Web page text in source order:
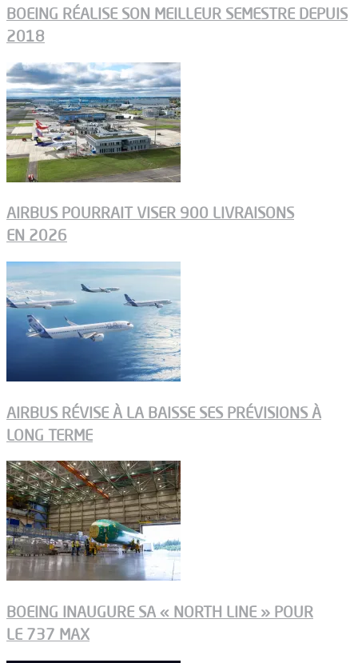
BOEING RÉALISE SON MEILLEUR SEMESTRE DEPUIS
2018
AIRBUS POURRAIT VISER 900 LIVRAISONS
EN 2026
AIRBUS RÉVISE À LA BAISSE SES PRÉVISIONS À
LONG TERME
BOEING INAUGURE SA « NORTH LINE » POUR
LE 737 MAX